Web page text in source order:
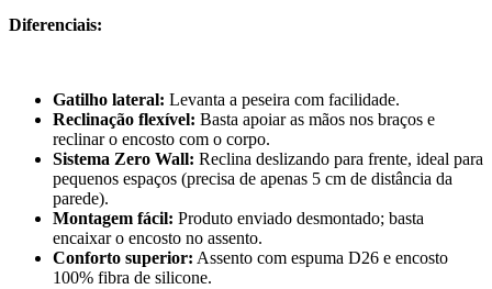
Diferenciais:
Gatilho lateral: Levanta a peseira com facilidade.
Reclinação flexível: Basta apoiar as mãos nos braços e
reclinar o encosto com o corpo.
Sistema Zero Wall: Reclina deslizando para frente, ideal para
pequenos espaços (precisa de apenas 5 cm de distância da
parede).
Montagem fácil: Produto enviado desmontado; basta
encaixar o encosto no assento.
Conforto superior: Assento com espuma D26 e encosto
100% fibra de silicone.